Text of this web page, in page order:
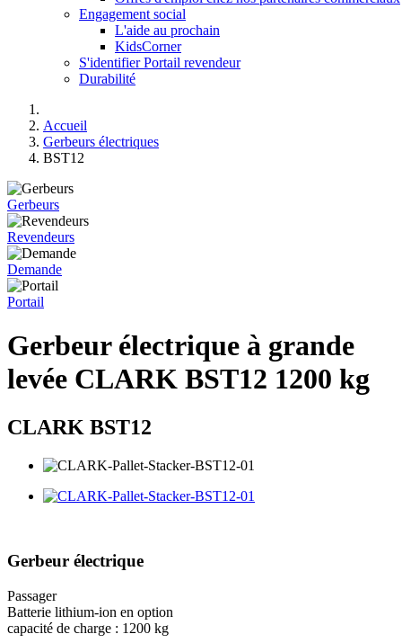
Engagement social
L'aide au prochain
KidsCorner
S'identifier Portail revendeur
Durabilité
Accueil
Gerbeurs électriques
BST12
Gerbeurs
Revendeurs
Demande
Portail
Gerbeur électrique à grande
levée CLARK BST12 1200 kg
CLARK BST12
Gerbeur électrique
Passager
Batterie lithium-ion en option
capacité de charge : 1200 kg